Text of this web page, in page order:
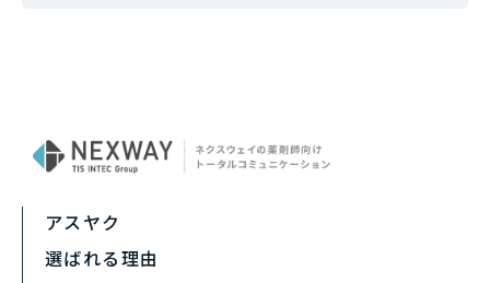
アスヤク
選ばれる理由